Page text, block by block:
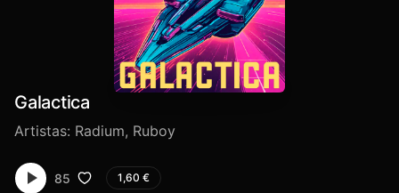
Galactica
Artistas: Radium, Ruboy
85 1,60 €